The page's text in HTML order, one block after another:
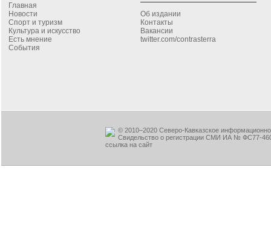
Главная
Новости
Спорт и туризм
Культура и искусство
Есть мнение
События
Об издании
Контакты
Вакансии
twitter.com/contrasterra
© 2010–2020 Северо-Кавказское
Свидельство о регистрации СМИ ИА № ФС77-
ссылка на сайт